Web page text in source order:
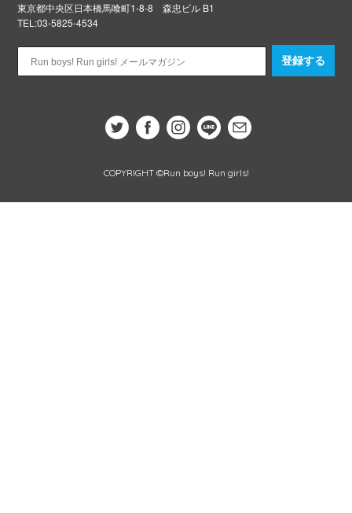
東京都中央区日本橋馬喰町1-8-8 森忠ビル B1
TEL:03-5825-4534
登録する
COPYRIGHT ©Run boys! Run girls!